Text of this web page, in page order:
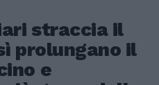
straccia il
prolungano il
e